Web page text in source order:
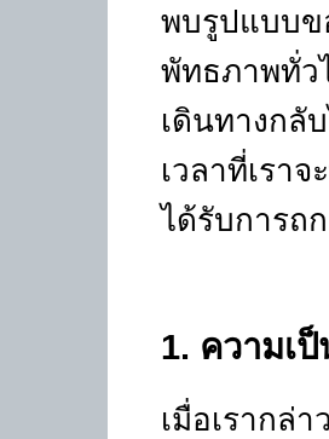
พบรูปแบบข
พัทธภาพทั่ว
เดินทางกลั
เวลาที่เรา
ได้รับการถ
1. ความเ
เมื่อเรากล่